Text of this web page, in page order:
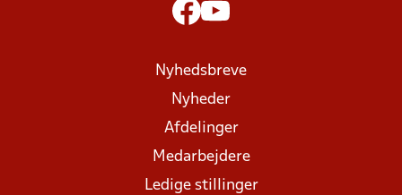
Nyhedsbreve
Nyheder
Afdelinger
Medarbejdere
Ledige stillinger